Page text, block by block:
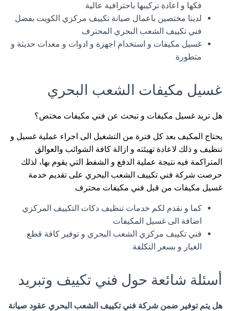
فكها و اعادة تركيبها باحترافية عالية.
لدينا مختصين باعمال صيانة تكييف مركزي الكويت بفضل
فني تكييف الشعب البحري المحترف.
غسيل مكيفات و استخدام اجهزة و ادوات و معدات حديثة و
متطورة.
غسيل مكيفات الشعب البحري
هل تريد غسيل مكيفات و تبحث عن فني مكيفات مختص؟
يحتاج المكيف بعد كل فترة من التشغيل الى اجراء عملية غسيل و
تنظيف و ذلك لاعادة تهيئته و ازالة كافة الشوائب والعوالق
المتراكمة فيه نتيجة عملية الدفع و الشفط التي يقوم بها، لذلك
حرصت شركة فني تكييف الشعب البحري على تقديم خدمة
غسيل مكيفات من قبل فني مكيفات محترف.
كما و نقدم لكم خدمات تنظيف دكات التكييف المركزي
اضافة الى غسيل المكيفات.
فني تكييف مركزي الشعب البحري و توفير كافة قطع
الغيار و بسعر التكلفة.
أسئلة شائعة حول فني تكييف وتبريد
هل يتم توفير ضمن شركة فني تكييف الشعب البحري عقود صيانة